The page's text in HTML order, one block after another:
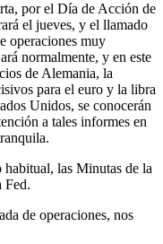
por el Día de Acción de
el jueves, y el llamado
operaciones muy
normalmente, y en este
de Alemania, la
para el euro y la libra
Unidos, se conocerán
a tales informes en
habitual, las Minutas de la
Fed.
de operaciones, nos